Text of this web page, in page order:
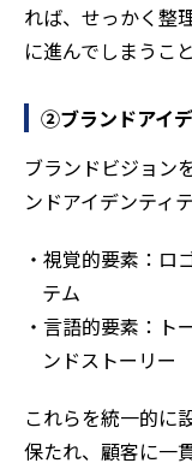
れば、せっかく整
に進んでしまうこ
②ブランドアイ
ブランドビジョン
ンドアイデンティテ
・視覚的要素：ロ
テム
・言語的要素：ト
ンドストーリー
これらを統一的に
保たれ、顧客に一